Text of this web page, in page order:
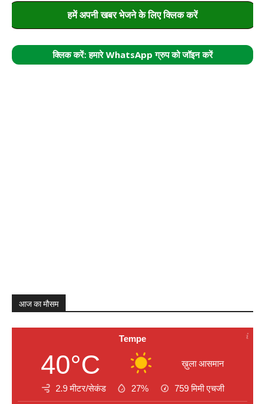
हमें अपनी खबर भेजने के लिए क्लिक करें
क्लिक करें: हमारे WhatsApp ग्रुप को जॉइन करें
आज का मौसम
Tempe
40°C ख़ुला आसमान
2.9 मीटर/सेकंड 27% 759मिमी एचजी